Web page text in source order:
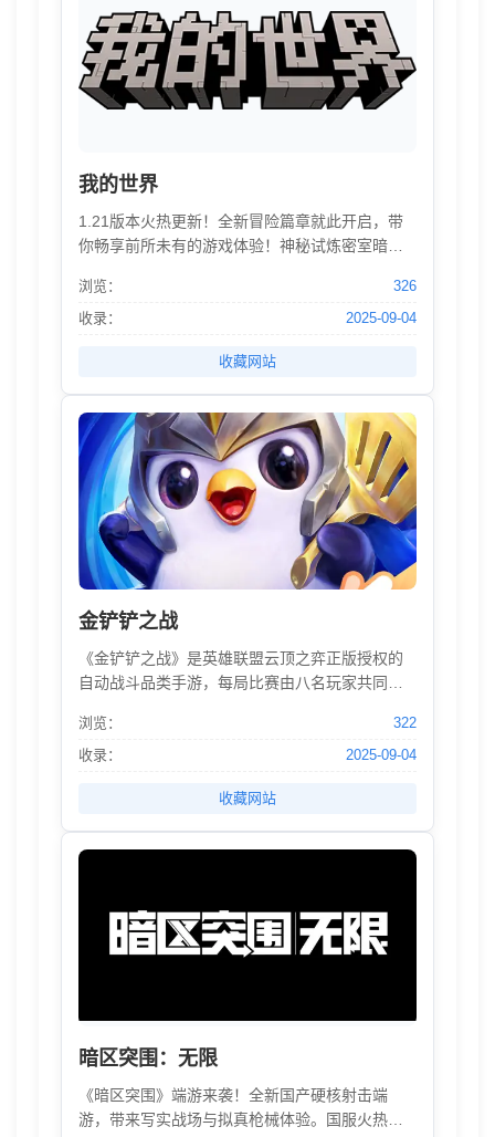
我的世界
1.21版本火热更新！全新冒险篇章就此开启，带
你畅享前所未有的游戏体验！神秘试炼密室暗藏
袭。重锤武器搭配专属附魔，合成器助力全自动
生产。试炼盛典开启，在系列活动中获取战利品
风暴，开启全新元素冒险！这个暑假，快来方块
世界，书写属于你的冒险故事！
浏览：
326
收录：
2025-09-04
收藏网站
金铲铲之战
《金铲铲之战》是英雄联盟云顶之弈正版授权的
自动战斗品类手游，每局比赛由八名玩家共同进
马，融合英雄，提升战力，排兵布阵，成为最终
立于战场上的赢家。
浏览：
322
收录：
2025-09-04
收藏网站
暗区突围：无限
《暗区突围》端游来袭！全新国产硬核射击端
游，带来写实战场与拟真枪械体验。国服火热预